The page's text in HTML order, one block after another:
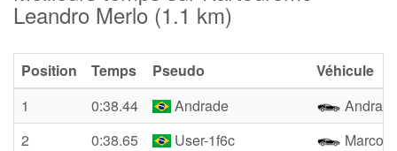
Leandro Merlo (1.1 km)
Position Temps Pseudo
Véhicule
1
0:38.44 Andrade
2
0:38.65 User-1f6c
Marcos